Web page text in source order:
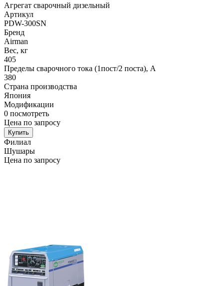
Агрегат сварочный дизельный
Артикул
PDW-300SN
Бренд
Airman
Вес, кг
405
Пределы сварочного тока (1пост/2 поста), А
380
Страна производства
Япония
Модификации
0 посмотреть
Цена по запросу
Купить
Филиал
Шушары
Цена по запросу